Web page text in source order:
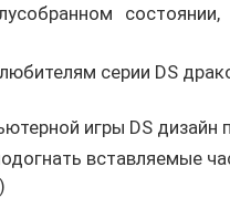
серии DS
игры DS дизайн
вставляемые